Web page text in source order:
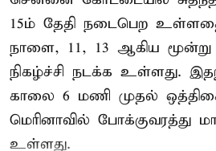
15ம் தேதி நடைபெற
நாளை, 11, 13 ஆகிய
நிகழ்ச்சி நடக்க உள்ளது.
காலை 6 மணி முதல்
மெரினாவில் போக்குவரத்து
உள்ளது.